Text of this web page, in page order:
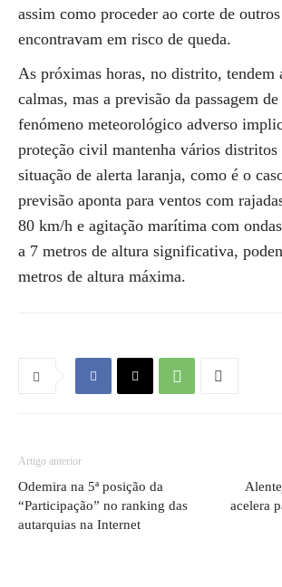
assim como proceder ao corte de
encontravam em risco de queda.
As próximas horas, no distrito, tendem
calmas, mas a previsão da passagem
fenómeno meteorológico adverso
proteção civil mantenha vários distritos
situação de alerta laranja, como é o
previsão aponta para ventos com
80 km/h e agitação marítima com
a 7 metros de altura significativa,
metros de altura máxima.
Artigo anterior
Odemira na 5ª posição da
“Participação” no ranking das
autarquias na Internet
acelera